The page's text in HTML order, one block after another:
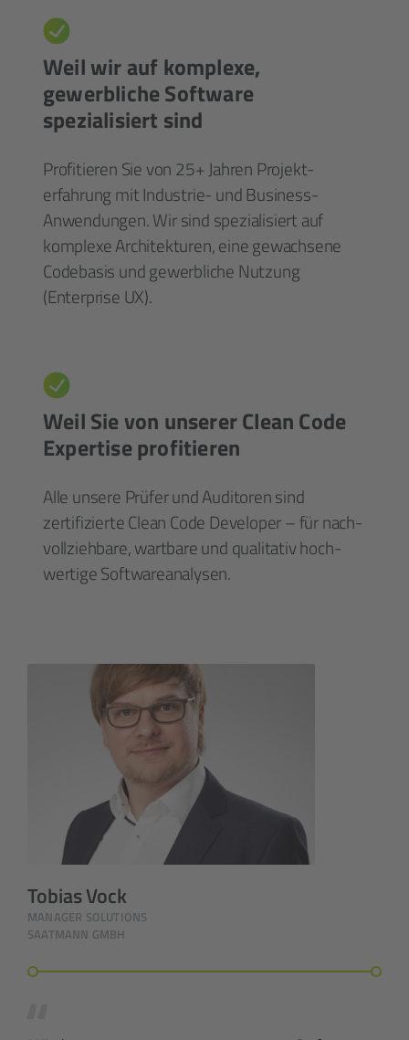
Weil wir auf komplexe,
gewerbliche Software
spezialisiert sind
Profitieren Sie von 25+ Jahren Projekt­
erfahrung mit Industrie- und Business-
Anwendungen. Wir sind spezialisiert auf
komplexe Archi­tekturen, eine gewachsene
Code­basis und gewerbliche Nutzung
(Enterprise UX).
Weil Sie von unserer Clean Code
Expertise profitieren
Alle unsere Prüfer und Auditoren sind
zertifizierte Clean Code Developer – für nach­
voll­zieh­bare, wartbare und qualitativ hoch­
wertige Software­analysen.
Tobias Vock
MANAGER SOLUTIONS
SAATMANN GMBH